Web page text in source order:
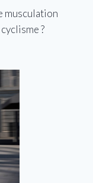
musculation
?